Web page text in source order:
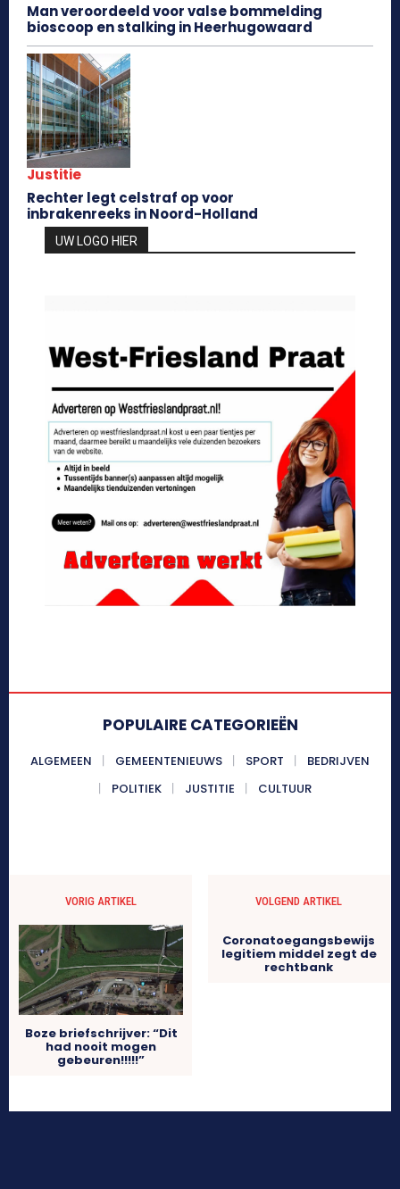
Man veroordeeld voor valse bommelding
bioscoop en stalking in Heerhugowaard
Justitie
Rechter legt celstraf op voor
inbrakenreeks in Noord-Holland
UW LOGO HIER
POPULAIRE CATEGORIEËN
ALGEMEEN GEMEENTENIEUWS SPORT
BEDRIJVEN
POLITIEK
JUSTITIE CULTUUR
VORIG ARTIKEL
Boze briefschrijver: “Dit
had nooit mogen
gebeuren!!!!!”
VOLGEND ARTIKEL
Coronatoegangsbewijs
legitiem middel zegt de
rechtbank